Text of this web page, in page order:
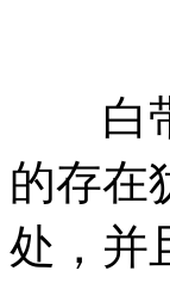
白带
的存在
处，并